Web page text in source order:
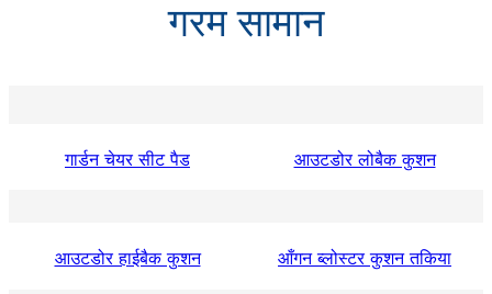
गरम सामान
गार्डन चेयर सीट पैड आउटडोर लोबैक कुशन
आउटडोर हाईबैक कुशन आँगन ब्लोस्टर कुशन तकिया